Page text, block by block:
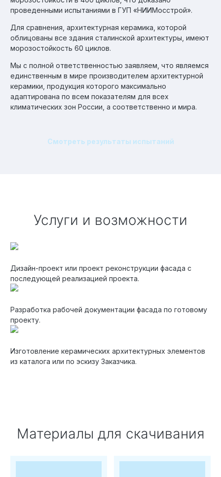
проведенными испытаниями в ГУП «НИИМосстрой».
Для сравнения, архитектурная керамика, которой
облицованы все здания сталинской архитектуры, имеют
морозостойкость 60 циклов.
Мы с полной ответственностью заявляем, что являемся
единственным в мире производителем архитектурной
керамики, продукция которого максимально
адаптирована по всем показателям для всех
климатических зон России, а соответственно и мира.
Смотреть результаты испытаний
Услуги и возможности
Дизайн-проект или проект реконструкции фасада с
последующей реализацией проекта.
Разработка рабочей документации фасада по готовому
проекту.
Изготовление керамических архитектурных элементов
из каталога или по эскизу Заказчика.
Материалы для скачивания